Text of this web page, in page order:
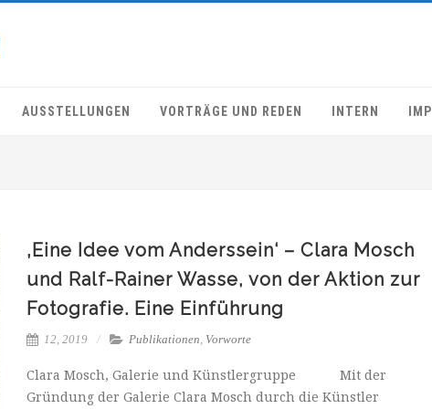
AUSSTELLUNGEN VORTRÄGE UND REDEN INTERN
‚Eine Idee vom Anderssein‘ – Clara Mosch
und Ralf-Rainer Wasse, von der Aktion zur
Fotografie. Eine Einführung
12, 2019 Publikationen, Vorworte
Clara Mosch, Galerie und Künstlergruppe Mit der
Gründung der Galerie Clara Mosch durch die Künstler